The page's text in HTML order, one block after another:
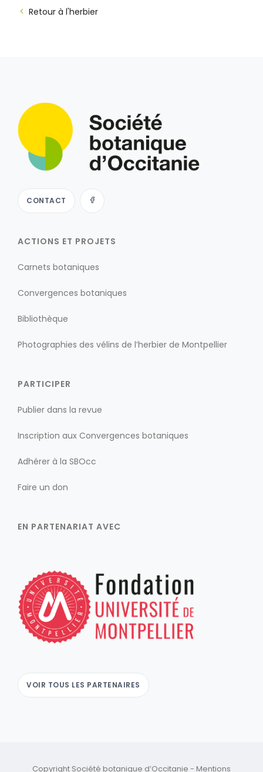
Retour à l'herbier
CONTACT
ACTIONS ET PROJETS
Carnets botaniques
Convergences botaniques
Bibliothèque
Photographies des vélins de l’herbier de Montpellier
PARTICIPER
Publier dans la revue
Inscription aux Convergences botaniques
Adhérer à la SBOcc
Faire un don
EN PARTENARIAT AVEC
VOIR TOUS LES PARTENAIRES
Copyright Société botanique d’Occitanie - Mentions